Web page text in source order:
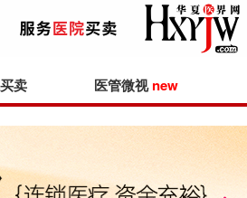
卖 医管微视new